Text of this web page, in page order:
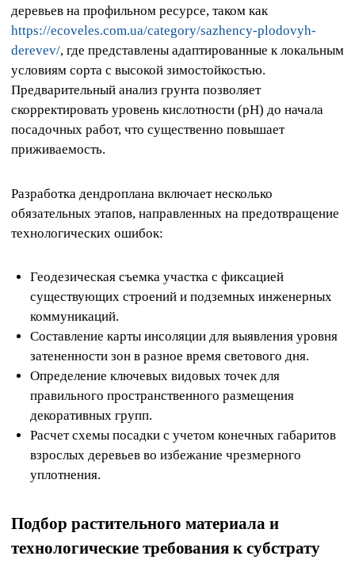
деревьев на профильном ресурсе, таком как
https://ecoveles.com.ua/category/sazhency-plodovyh-
derevev/, где представлены адаптированные к локальным
условиям сорта с высокой зимостойкостью.
Предварительный анализ грунта позволяет
скорректировать уровень кислотности (pH) до начала
посадочных работ, что существенно повышает
приживаемость.
Разработка дендроплана включает несколько
обязательных этапов, направленных на предотвращение
технологических ошибок:
Геодезическая съемка участка с фиксацией
существующих строений и подземных инженерных
коммуникаций.
Составление карты инсоляции для выявления уровня
затененности зон в разное время светового дня.
Определение ключевых видовых точек для
правильного пространственного размещения
декоративных групп.
Расчет схемы посадки с учетом конечных габаритов
взрослых деревьев во избежание чрезмерного
уплотнения.
Подбор растительного материала и
технологические требования к субстрату